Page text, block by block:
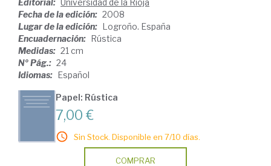
Editorial: Universidad de la Rioja
Fecha de la edición: 2008
Lugar de la edición: Logroño. España
Encuadernación: Rústica
Medidas: 21 cm
Nº Pág.: 24
Idiomas: Español
Papel: Rústica
7,00 €
Sin Stock. Disponible en 7/10 días.
COMPRAR